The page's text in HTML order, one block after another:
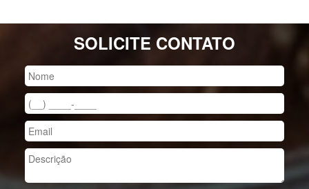
SOLICITE CONTATO